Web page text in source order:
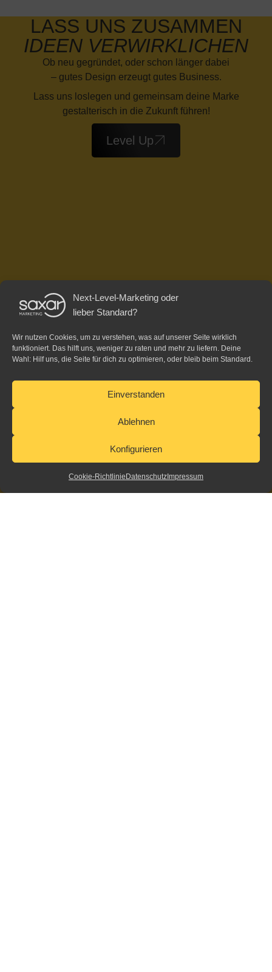
Next-Level-Marketing oder
lieber Standard?
Wir nutzen Cookies, um zu verstehen, was auf unserer Seite wirklich
funktioniert. Das hilft uns, weniger zu raten und mehr zu liefern. Deine
Wahl: Hilf uns, die Seite für dich zu optimieren, oder bleib beim Standard.
Einverstanden
Ablehnen
Konfigurieren
Cookie-Richtlinie Datenschutz Impressum
LASS UNS ZUSAMMEN
IDEEN VERWIRKLICHEN
Ob neu gegründet, oder schon länger dabei
– gutes Design erzeugt gutes Business.
Lass uns loslegen und gemeinsam deine Marke
gestalterisch in die Zukunft führen!
Level Up